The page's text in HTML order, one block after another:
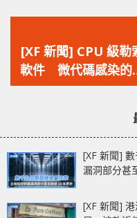
一
篇
文
[XF 新聞] CPU 級勒
軟件 微代碼感染的
在威脅不容忽視
[XF 新聞]
漏洞部分甚
[XF 新聞]